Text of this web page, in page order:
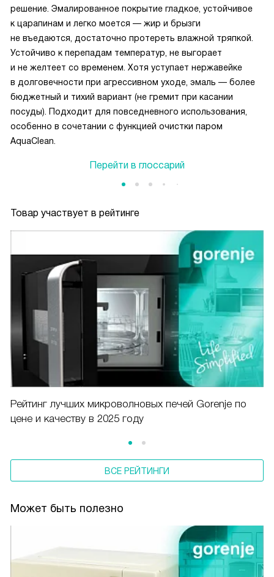
решение. Эмалированное покрытие гладкое, устойчивое
к царапинам и легко моется — жир и брызги
не въедаются, достаточно протереть влажной тряпкой.
Устойчиво к перепадам температур, не выгорает
и не желтеет со временем. Хотя уступает нержавейке
в долговечности при агрессивном уходе, эмаль — более
бюджетный и тихий вариант (не гремит при касании
посуды). Подходит для повседневного использования,
особенно в сочетании с функцией очистки паром
AquaClean.
Перейти в глоссарий
Товар участвует в рейтинге
Рейтинг лучших микроволновых печей Gorenje по
цене и качеству в 2025 году
ВСЕ РЕЙТИНГИ
Может быть полезно